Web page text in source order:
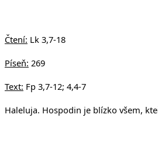
Čtení: Lk 3,7-18
Píseň: 269
Text: Fp 3,7-12; 4,4-7
Haleluja. Hospodin je blízko všem,